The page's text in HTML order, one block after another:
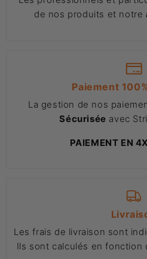
de nos produits et notre
Paiement
La gestion de nos
Sécurisée avec
PAIEMENT EN
Les frais de livraison sont
Ils sont calculés en fonction